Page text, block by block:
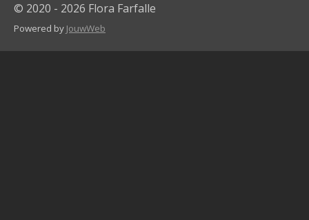
© 2020 - 2026 Flora Farfalle
Powered by JouwWeb